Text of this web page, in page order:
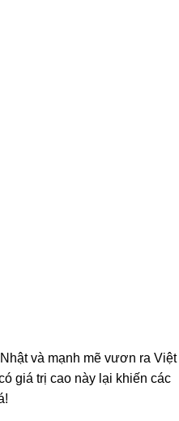
và mạnh mẽ vươn ra Việt
giá trị cao này lại khiến các